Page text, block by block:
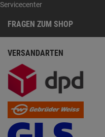
Servicecenter
FRAGEN ZUM SHOP
VERSANDARTEN